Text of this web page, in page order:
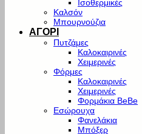
Ισοθερμικές
Καλσόν
Μπουρνούζια
ΑΓΟΡΙ
Πυτζάμες
Καλοκαιρινές
Χειμερινές
Φόρμες
Καλοκαιρινές
Χειμερινές
Φορμάκια BeBe
Εσώρουχα
Φανελάκια
Μπόξερ